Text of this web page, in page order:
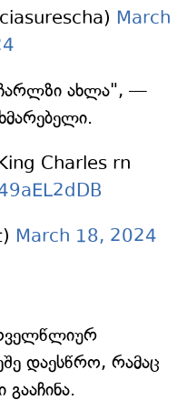
March
ახლა", —
Charles rn
March 18, 2024
დაესწრო, რამაც
გააჩინა.